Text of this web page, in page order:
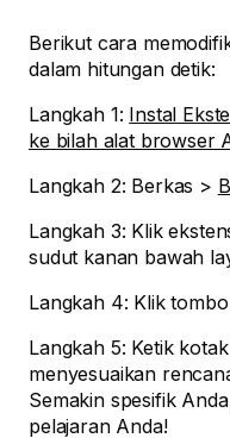
Berikut cara
dalam hitungan detik:
Langkah 1: Instal
ke bilah alat browser
Langkah 2: Berkas >
Langkah 3: Klik
sudut kanan bawah
Langkah 4: Klik
Langkah 5: Ketik
menyesuaikan
Semakin spesifik
pelajaran Anda!